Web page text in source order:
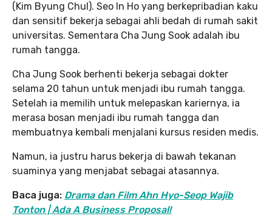
(Kim Byung Chul). Seo In Ho yang berkepribadian kaku
dan sensitif bekerja sebagai ahli bedah di rumah sakit
universitas. Sementara Cha Jung Sook adalah ibu
rumah tangga.
Cha Jung Sook berhenti bekerja sebagai dokter
selama 20 tahun untuk menjadi ibu rumah tangga.
Setelah ia memilih untuk melepaskan kariernya, ia
merasa bosan menjadi ibu rumah tangga dan
membuatnya kembali menjalani kursus residen medis.
Namun, ia justru harus bekerja di bawah tekanan
suaminya yang menjabat sebagai atasannya.
Baca juga: Drama dan Film Ahn Hyo-Seop Wajib
Tonton | Ada A Business Proposal!